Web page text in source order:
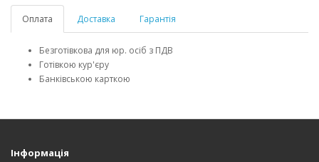
Оплата Доставка Гарантія
Безготівкова для юр. осіб з ПДВ
Готівкою кур'єру
Банківською карткою
Інформація